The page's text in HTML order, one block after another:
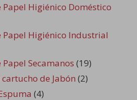
Papel Higiénico Doméstico
Papel Higiénico Industrial
Secamanos (19)
de Jabón (2)
(4)